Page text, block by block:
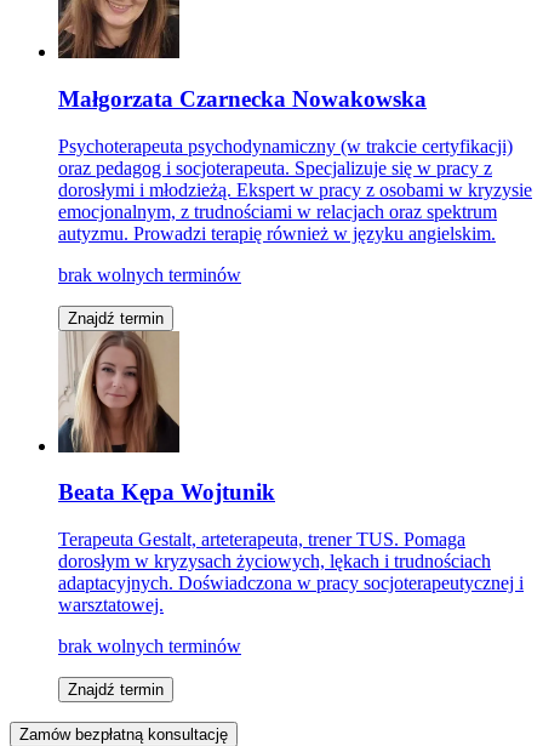
Małgorzata Czarnecka Nowakowska
Psychoterapeuta psychodynamiczny (w trakcie certyfikacji)
oraz pedagog i socjoterapeuta. Specjalizuje się w pracy z
dorosłymi i młodzieżą. Ekspert w pracy z osobami w kryzysie
emocjonalnym, z trudnościami w relacjach oraz spektrum
autyzmu. Prowadzi terapię również w języku angielskim.
brak wolnych terminów
Znajdź termin
Beata Kępa Wojtunik
Terapeuta Gestalt, arteterapeuta, trener TUS. Pomaga
dorosłym w kryzysach życiowych, lękach i trudnościach
adaptacyjnych. Doświadczona w pracy socjoterapeutycznej i
warsztatowej.
brak wolnych terminów
Znajdź termin
Zamów bezpłatną konsultację